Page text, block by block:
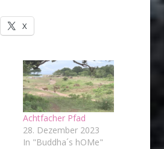
X
Achtfacher Pfad
28. Dezember 2023
In "Buddha´s hOMe"